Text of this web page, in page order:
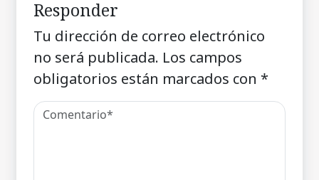
Responder
Tu dirección de correo electrónico
no será publicada. Los campos
obligatorios están marcados con *